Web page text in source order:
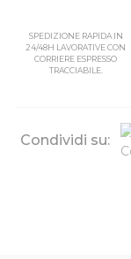
SPEDIZIONE RAPIDA IN
24/48H LAVORATIVE CON
CORRIERE ESPRESSO
TRACCIABILE.
Condividi su: